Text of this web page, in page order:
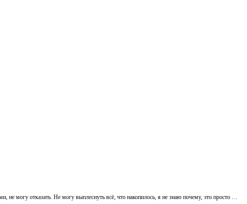
могу отказать. Не могу выплеснуть всё, что накопилось, я не знаю почему, это просто …